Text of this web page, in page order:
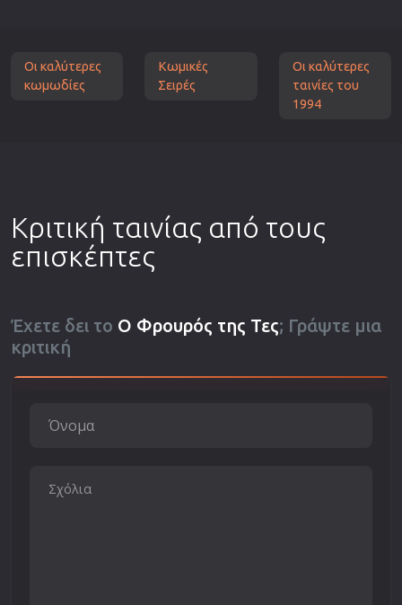
Οι καλύτερες
κωμωδίες
Κωμικές
Σειρές
Οι καλύτερες
ταινίες του
1994
Κριτική ταινίας από τους
επισκέπτες
Έχετε δει το Ο Φρουρός της Τες; Γράψτε μια
κριτική